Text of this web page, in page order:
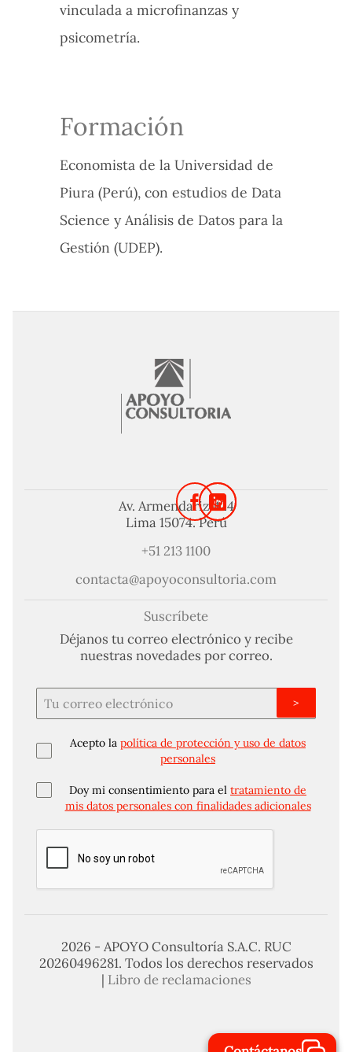
vinculada a microfinanzas y
psicometría.
Formación
Economista de la Universidad de
Piura (Perú), con estudios de Data
Science y Análisis de Datos para la
Gestión (UDEP).
Av. Armendariz 424
Lima 15074. Perú
+51 213 1100
contacta@apoyoconsultoria.com
Suscríbete
Déjanos tu correo electrónico y recibe
nuestras novedades por correo.
Acepto la política de protección y uso de datos
personales
Doy mi consentimiento para el tratamiento de
mis datos personales con finalidades adicionales
>
2026 - APOYO Consultoría S.A.C. RUC
20260496281. Todos los derechos reservados
| Libro de reclamaciones